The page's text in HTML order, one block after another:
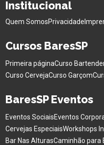
Institucional
Quem SomosPrivacidade
Cursos BaresSP
Primeira páginaCurso
Curso CervejaCurso Garçom
BaresSP Eventos
Eventos SociaisEventos
Cervejas EspeciaisWorkshops
Bar Nas AlturasCaminhão para